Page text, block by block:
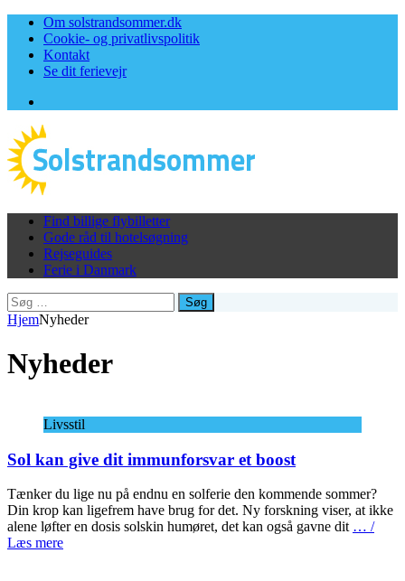
Om solstrandsommer.dk
Cookie- og privatlivspolitik
Kontakt
Se dit ferievejr
Find billige flybilletter
Gode råd til hotelsøgning
Rejseguides
Ferie i Danmark
Søg
efter:
HjemNyheder
Nyheder
Livsstil
Sol kan give dit immunforsvar et boost
Tænker du lige nu på endnu en solferie den kommende sommer?
Din krop kan ligefrem have brug for det. Ny forskning viser, at ikke
alene løfter en dosis solskin humøret, det kan også gavne dit … /
Læs mere